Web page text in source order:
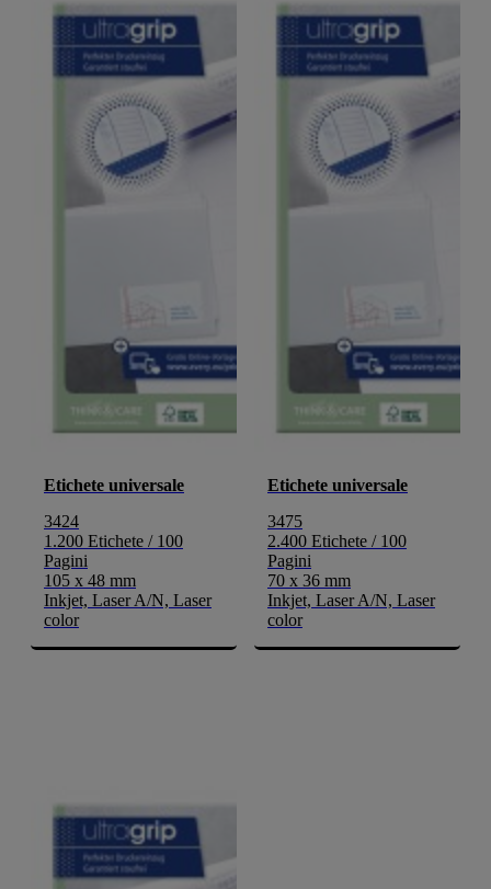
Etichete universale
3424
1.200 Etichete / 100
Pagini
105 x 48 mm
Inkjet, Laser A/N, Laser
color
Etichete universale
3475
2.400 Etichete / 100
Pagini
70 x 36 mm
Inkjet, Laser A/N, Laser
color